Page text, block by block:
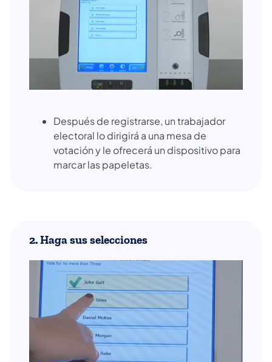
Después de registrarse, un trabajador
electoral lo dirigirá a una mesa de
votación y le ofrecerá un dispositivo para
marcar las papeletas.
2. Haga sus selecciones